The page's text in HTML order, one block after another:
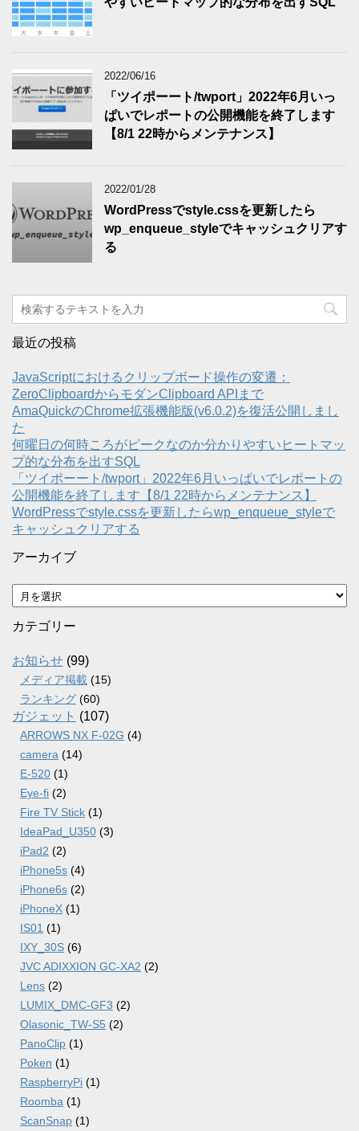
2022/06/16
「ツイポーート/twport」2022年6月いっ
ぱいでレポートの公開機能を終了します
【8/1 22時からメンテナンス】
2022/01/28
WordPressでstyle.cssを更新したら
wp_enqueue_styleでキャッシュクリアす
る
最近の投稿
JavaScriptにおけるクリップボード操作の変遷：
ZeroClipboardからモダンClipboard APIまで
AmaQuickのChrome拡張機能版(v6.0.2)を復活公開しまし
た
何曜日の何時ころがピークなのか分かりやすいヒートマッ
プ的な分布を出すSQL
「ツイポーート/twport」2022年6月いっぱいでレポートの
公開機能を終了します【8/1 22時からメンテナンス】
WordPressでstyle.cssを更新したらwp_enqueue_styleで
キャッシュクリアする
アーカイブ
ア
ー
カ
ブ
カテゴリー
お知らせ (99)
メディア掲載 (15)
ランキング (60)
ガジェット (107)
ARROWS NX F-02G (4)
camera (14)
E-520 (1)
Eye-fi (2)
Fire TV Stick (1)
IdeaPad_U350 (3)
iPad2 (2)
iPhone5s (4)
iPhone6s (2)
iPhoneX (1)
IS01 (1)
IXY_30S (6)
JVC ADIXXION GC-XA2 (2)
Lens (2)
LUMIX_DMC-GF3 (2)
Olasonic_TW-S5 (2)
PanoClip (1)
Poken (1)
RaspberryPi (1)
Roomba (1)
ScanSnap (1)